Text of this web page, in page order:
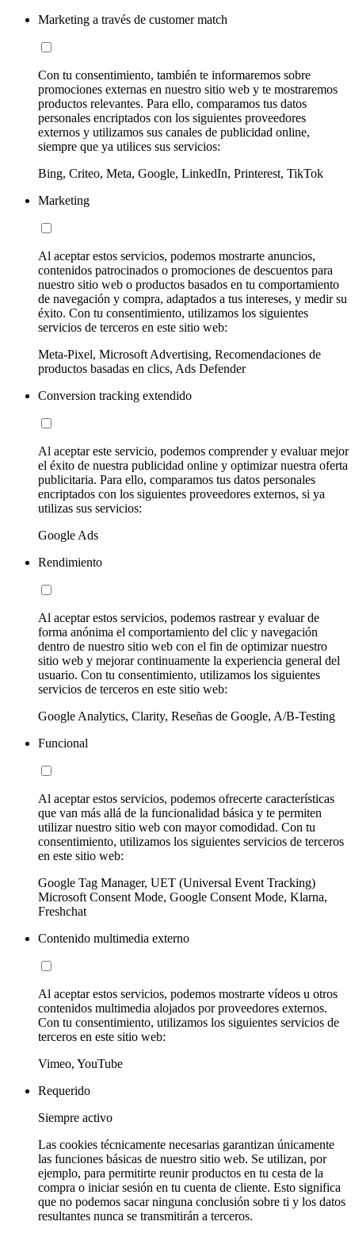
Marketing a través de customer match
Con tu consentimiento, también te informaremos sobre
promociones externas en nuestro sitio web y te mostraremos
productos relevantes. Para ello, comparamos tus datos
personales encriptados con los siguientes proveedores
externos y utilizamos sus canales de publicidad online,
siempre que ya utilices sus servicios:
Bing, Criteo, Meta, Google, LinkedIn, Printerest, TikTok
Marketing
Al aceptar estos servicios, podemos mostrarte anuncios,
contenidos patrocinados o promociones de descuentos para
nuestro sitio web o productos basados en tu comportamiento
de navegación y compra, adaptados a tus intereses, y medir su
éxito. Con tu consentimiento, utilizamos los siguientes
servicios de terceros en este sitio web:
Meta-Pixel, Microsoft Advertising, Recomendaciones de
productos basadas en clics, Ads Defender
Conversion tracking extendido
Al aceptar este servicio, podemos comprender y evaluar mejor
el éxito de nuestra publicidad online y optimizar nuestra oferta
publicitaria. Para ello, comparamos tus datos personales
encriptados con los siguientes proveedores externos, si ya
utilizas sus servicios:
Google Ads
Rendimiento
Al aceptar estos servicios, podemos rastrear y evaluar de
forma anónima el comportamiento del clic y navegación
dentro de nuestro sitio web con el fin de optimizar nuestro
sitio web y mejorar continuamente la experiencia general del
usuario. Con tu consentimiento, utilizamos los siguientes
servicios de terceros en este sitio web:
Google Analytics, Clarity, Reseñas de Google, A/B-Testing
Funcional
Al aceptar estos servicios, podemos ofrecerte características
que van más allá de la funcionalidad básica y te permiten
utilizar nuestro sitio web con mayor comodidad. Con tu
consentimiento, utilizamos los siguientes servicios de terceros
en este sitio web:
Google Tag Manager, UET (Universal Event Tracking)
Microsoft Consent Mode, Google Consent Mode, Klarna,
Freshchat
Contenido multimedia externo
Al aceptar estos servicios, podemos mostrarte vídeos u otros
contenidos multimedia alojados por proveedores externos.
Con tu consentimiento, utilizamos los siguientes servicios de
terceros en este sitio web:
Vimeo, YouTube
Requerido
Siempre activo
Las cookies técnicamente necesarias garantizan únicamente
las funciones básicas de nuestro sitio web. Se utilizan, por
ejemplo, para permitirte reunir productos en tu cesta de la
compra o iniciar sesión en tu cuenta de cliente. Esto significa
que no podemos sacar ninguna conclusión sobre ti y los datos
resultantes nunca se transmitirán a terceros.